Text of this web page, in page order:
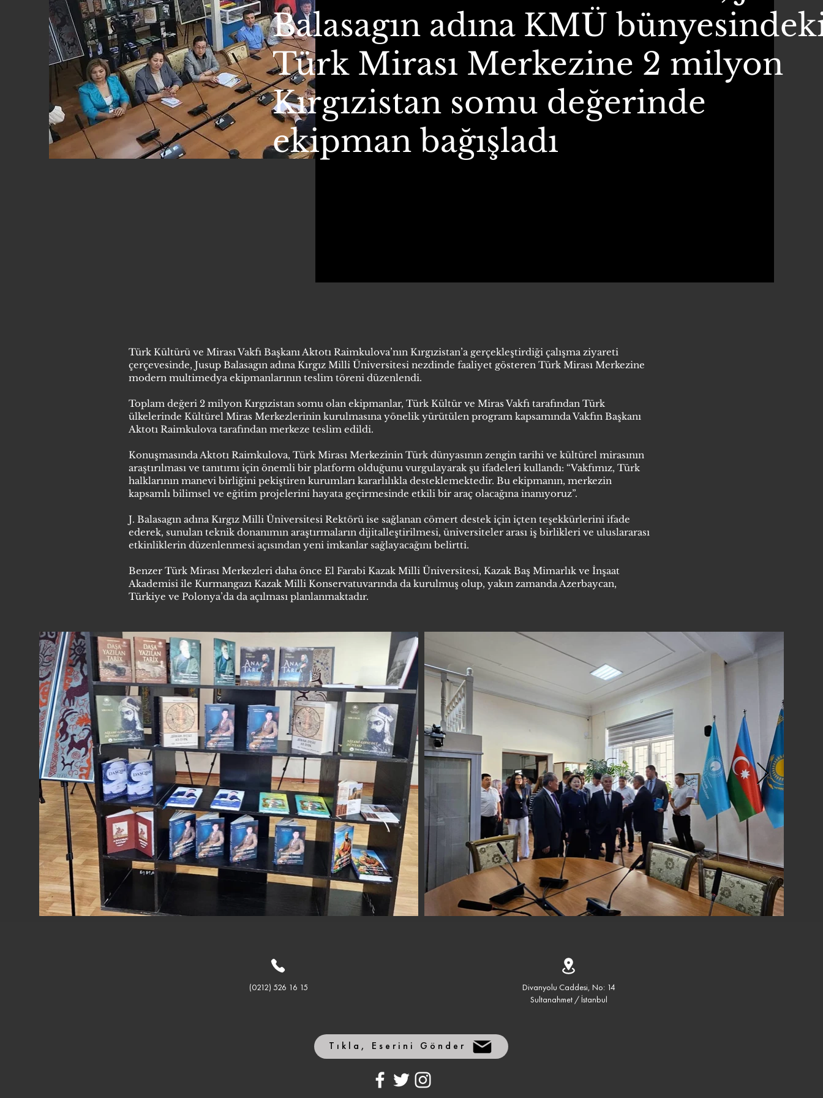
Balasagın adına KMÜ
Türk Mirası Merkezine 2 milyon
Kırgızistan somu değerinde
ekipman bağışladı
Türk Kültürü ve Mirası Vakfı Başkanı Aktotı Raimkulova’nın Kırgızistan’a gerçekleştirdiği çalışma ziyareti
çerçevesinde, Jusup Balasagın adına Kırgız Milli Üniversitesi nezdinde faaliyet gösteren Türk Mirası Merkezine
modern multimedya ekipmanlarının teslim töreni düzenlendi.
Toplam değeri 2 milyon Kırgızistan somu olan ekipmanlar, Türk Kültür ve Miras Vakfı tarafından Türk
ülkelerinde Kültürel Miras Merkezlerinin kurulmasına yönelik yürütülen program kapsamında Vakfın Başkanı
Aktotı Raimkulova tarafından merkeze teslim edildi.
Konuşmasında Aktotı Raimkulova, Türk Mirası Merkezinin Türk dünyasının zengin tarihi ve kültürel mirasının
araştırılması ve tanıtımı için önemli bir platform olduğunu vurgulayarak şu ifadeleri kullandı: “Vakfımız, Türk
halklarının manevi birliğini pekiştiren kurumları kararlılıkla desteklemektedir. Bu ekipmanın, merkezin
kapsamlı bilimsel ve eğitim projelerini hayata geçirmesinde etkili bir araç olacağına inanıyoruz”.
J. Balasagın adına Kırgız Milli Üniversitesi Rektörü ise sağlanan cömert destek için içten teşekkürlerini ifade
ederek, sunulan teknik donanımın araştırmaların dijitalleştirilmesi, üniversiteler arası iş birlikleri ve uluslararası
etkinliklerin düzenlenmesi açısından yeni imkanlar sağlayacağını belirtti.
Benzer Türk Mirası Merkezleri daha önce El Farabi Kazak Milli Üniversitesi, Kazak Baş Mimarlık ve İnşaat
Akademisi ile Kurmangazı Kazak Milli Konservatuvarında da kurulmuş olup, yakın zamanda Azerbaycan,
Türkiye ve Polonya’da da açılması planlanmaktadır.
(0212) 526 16 15
Divanyolu Caddesi, No: 14
Sultanahmet / İstanbul
Tıkla, Eserini Gönder